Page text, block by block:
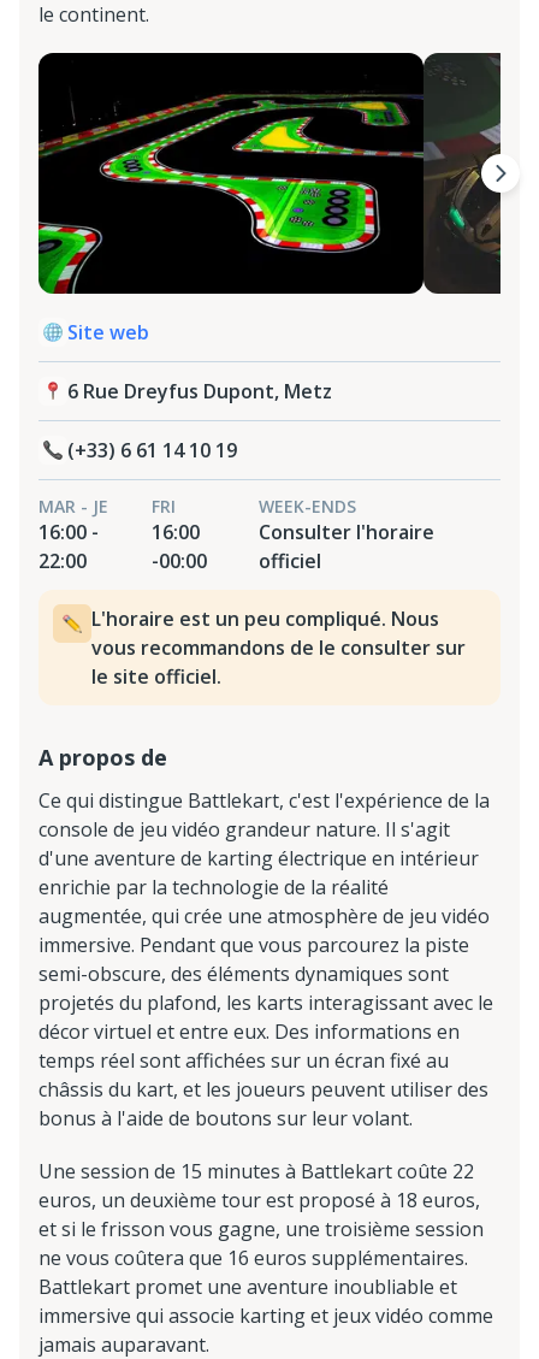
le continent.
Site web
6 Rue Dreyfus Dupont, Metz
(+33) 6 61 14 10 19
MAR - JE
16:00 -
22:00
FRI
16:00
-00:00
WEEK-ENDS
Consulter l'horaire
officiel
L'horaire est un peu compliqué. Nous
vous recommandons de le consulter sur
le site officiel.
A propos de
Ce qui distingue Battlekart, c'est l'expérience de la
console de jeu vidéo grandeur nature. Il s'agit
d'une aventure de karting électrique en intérieur
enrichie par la technologie de la réalité
augmentée, qui crée une atmosphère de jeu vidéo
immersive. Pendant que vous parcourez la piste
semi-obscure, des éléments dynamiques sont
projetés du plafond, les karts interagissant avec le
décor virtuel et entre eux. Des informations en
temps réel sont affichées sur un écran fixé au
châssis du kart, et les joueurs peuvent utiliser des
bonus à l'aide de boutons sur leur volant.
Une session de 15 minutes à Battlekart coûte 22
euros, un deuxième tour est proposé à 18 euros,
et si le frisson vous gagne, une troisième session
ne vous coûtera que 16 euros supplémentaires.
Battlekart promet une aventure inoubliable et
immersive qui associe karting et jeux vidéo comme
jamais auparavant.